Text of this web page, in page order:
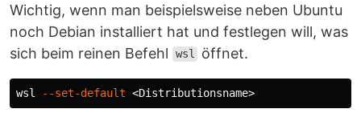
Wichtig, wenn man beispielsweise neben Ubuntu
noch Debian installiert hat und festlegen will, was
sich beim reinen Befehl
wsl öffnet.
wsl --set-default